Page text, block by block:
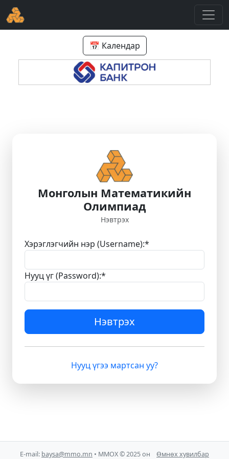
📅 Календар
Монголын Математикийн
Олимпиад
Нэвтрэх
Хэрэглэгчийн нэр (Username):*
Нууц үг (Password):*
Нэвтрэх
Нууц үгээ мартсан уу?
E-mail: baysa@mmo.mn • ММОХ © 2025 он Өмнөх хувилбар